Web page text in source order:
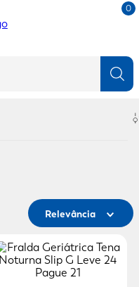
0
Relevância